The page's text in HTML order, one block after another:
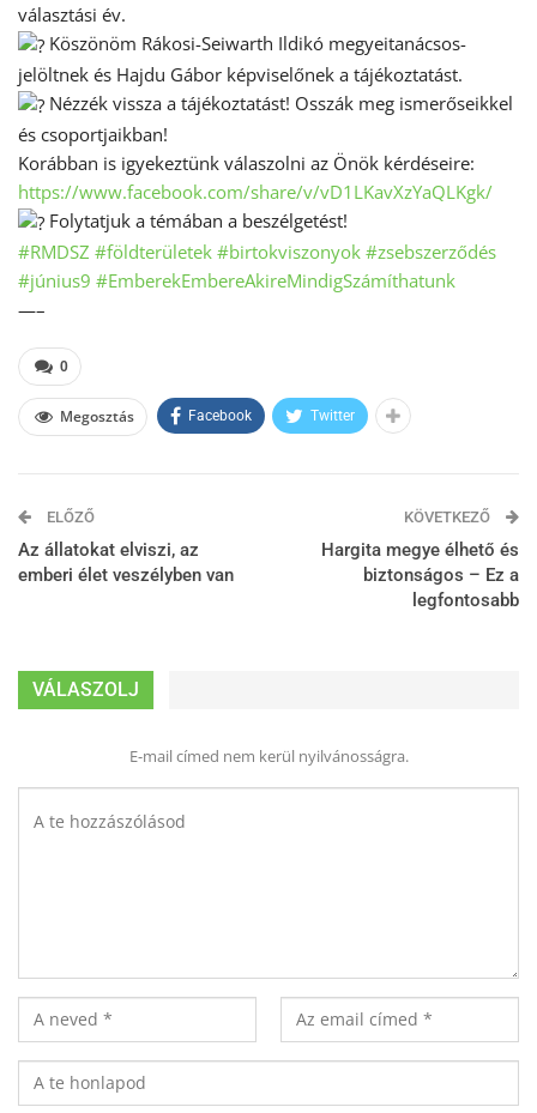
választási év.
Köszönöm Rákosi-Seiwarth Ildikó megyeitanácsos-
jelöltnek és Hajdu Gábor képviselőnek a tájékoztatást.
Nézzék vissza a tájékoztatást! Osszák meg ismerőseikkel
és csoportjaikban!
Korábban is igyekeztünk válaszolni az Önök kérdéseire:
https://www.facebook.com/share/v/vD1LKavXzYaQLKgk/
Folytatjuk a témában a beszélgetést!
#RMDSZ #földterületek #birtokviszonyok #zsebszerződés
#június9 #EmberekEmbereAkireMindigSzámíthatunk
—–
0
Megosztás Facebook Twitter
ELŐZŐ
Az állatokat elviszi, az
emberi élet veszélyben van
KÖVETKEZŐ
Hargita megye élhető és
biztonságos – Ez a
legfontosabb
VÁLASZOLJ
E-mail címed nem kerül nyilvánosságra.